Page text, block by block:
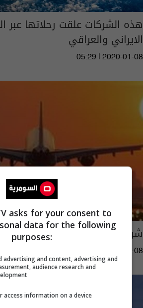
هذه الشركات علقت رحلاتها عبر
الايراني والعراقي
05:29 | 2020-01-08
شركات طيران تحظر الرحلات فوق
01:48 | 2020-01-08
asks for your consent to
data for the following
purposes:
advertising and content, advertising and
audience research and
access information on a device